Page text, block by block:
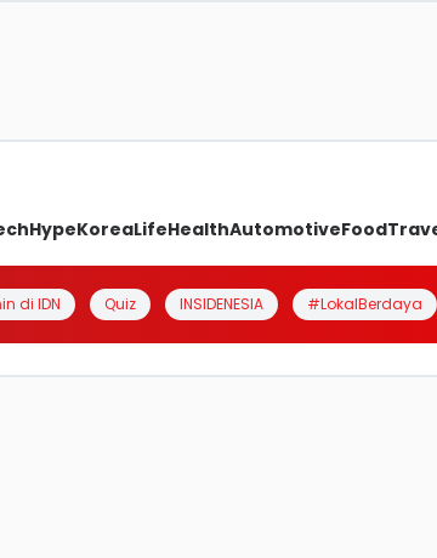
HypeKoreaLifeHealthAutomotiveFood
di IDN Quiz INSIDENESIA #LokalBerdaya